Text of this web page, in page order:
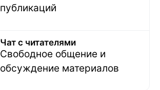
публикаций
Чат с читателями
Свободное общение и
обсуждение материалов